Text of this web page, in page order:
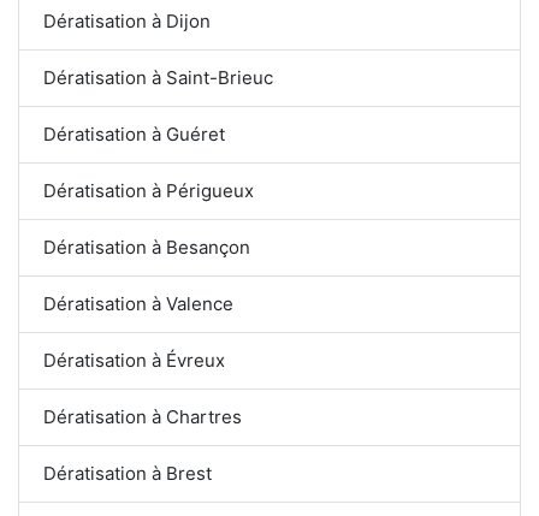
Dératisation à Dijon
Dératisation à Saint-Brieuc
Dératisation à Guéret
Dératisation à Périgueux
Dératisation à Besançon
Dératisation à Valence
Dératisation à Évreux
Dératisation à Chartres
Dératisation à Brest